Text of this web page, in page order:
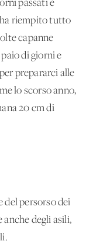
passati è
riempito tutto
capanne
di giorni e
prepararci alle
lo scorso anno,
20 cm di
del persorso dei
anche degli asili,